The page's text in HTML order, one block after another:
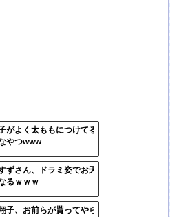
がよく太ももにつけてる
やつwww
ずさん、ドラミ姿でお天
るｗｗｗ
子、お前らが貰ってやら